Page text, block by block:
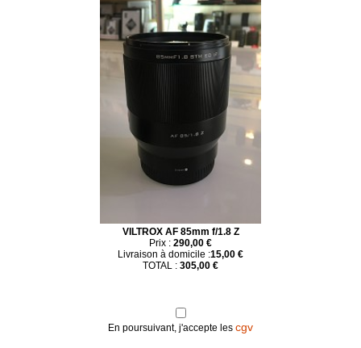
VILTROX AF 85mm f/1.8 Z
Prix : 290,00 €
Livraison à domicile :15,00 €
TOTAL : 305,00 €
En poursuivant, j'accepte les cgv